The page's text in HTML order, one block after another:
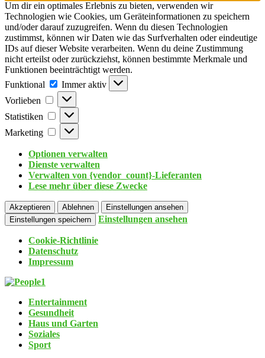
Um dir ein optimales Erlebnis zu bieten, verwenden wir
Technologien wie Cookies, um Geräteinformationen zu speichern
und/oder darauf zuzugreifen. Wenn du diesen Technologien
zustimmst, können wir Daten wie das Surfverhalten oder eindeutige
IDs auf dieser Website verarbeiten. Wenn du deine Zustimmung
nicht erteilst oder zurückziehst, können bestimmte Merkmale und
Funktionen beeinträchtigt werden.
Funktional
Immer aktiv
Vorlieben
Statistiken
Marketing
Optionen verwalten
Dienste verwalten
Verwalten von {vendor_count}-Lieferanten
Lese mehr über diese Zwecke
Akzeptieren Ablehnen
Einstellungen ansehen
Einstellungen speichern
Einstellungen ansehen
Cookie-Richtlinie
Datenschutz
Impressum
Entertainment
Gesundheit
Haus und Garten
Soziales
Sport